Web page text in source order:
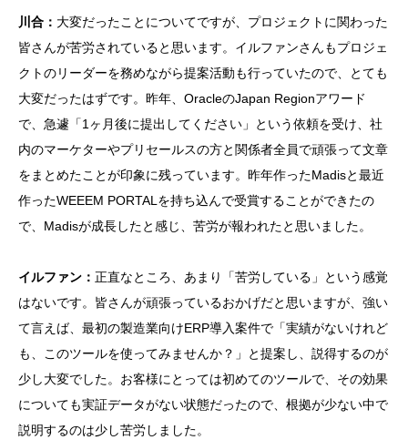
川合： 大変だったことについてですが、プロジェクトに関わった
皆さんが苦労されていると思います。イルファンさんもプロジェ
クトのリーダーを務めながら提案活動も行っていたので、とても
大変だったはずです。昨年、OracleのJapan Regionアワード
で、急遽「1ヶ月後に提出してください」という依頼を受け、社
内のマーケターやプリセールスの方と関係者全員で頑張って文章
をまとめたことが印象に残っています。昨年作ったMadisと最近
作ったWEEEM PORTALを持ち込んで受賞することができたの
で、Madisが成長したと感じ、苦労が報われたと思いました。
イルファン： 正直なところ、あまり「苦労している」という感覚
はないです。皆さんが頑張っているおかげだと思いますが、強い
て言えば、最初の製造業向けERP導入案件で「実績がないけれど
も、このツールを使ってみませんか？」と提案し、説得するのが
少し大変でした。お客様にとっては初めてのツールで、その効果
についても実証データがない状態だったので、根拠が少ない中で
説明するのは少し苦労しました。